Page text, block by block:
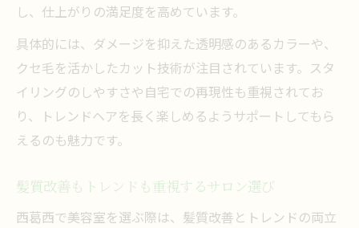
し、仕上がりの満足度を高めています。
具体的には、ダメージを抑えた透明感のあるカラーや、
クセ毛を活かしたカット技術が注目されています。スタ
イリングのしやすさや自宅での再現性も重視されてお
り、トレンドヘアを長く楽しめるようサポートしてもら
えるのも魅力です。
髪質改善もトレンドも重視するサロン選び
西葛西で美容室を選ぶ際は、髪質改善とトレンドの両立